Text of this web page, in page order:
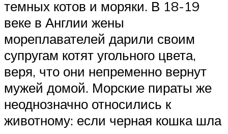
темных котов и моряки. В 18-19
веке в Англии жены
мореплавателей дарили своим
супругам котят угольного цвета,
веря, что они непременно вернут
мужей домой. Морские пираты же
неоднозначно относились к
животному: если черная кошка шла